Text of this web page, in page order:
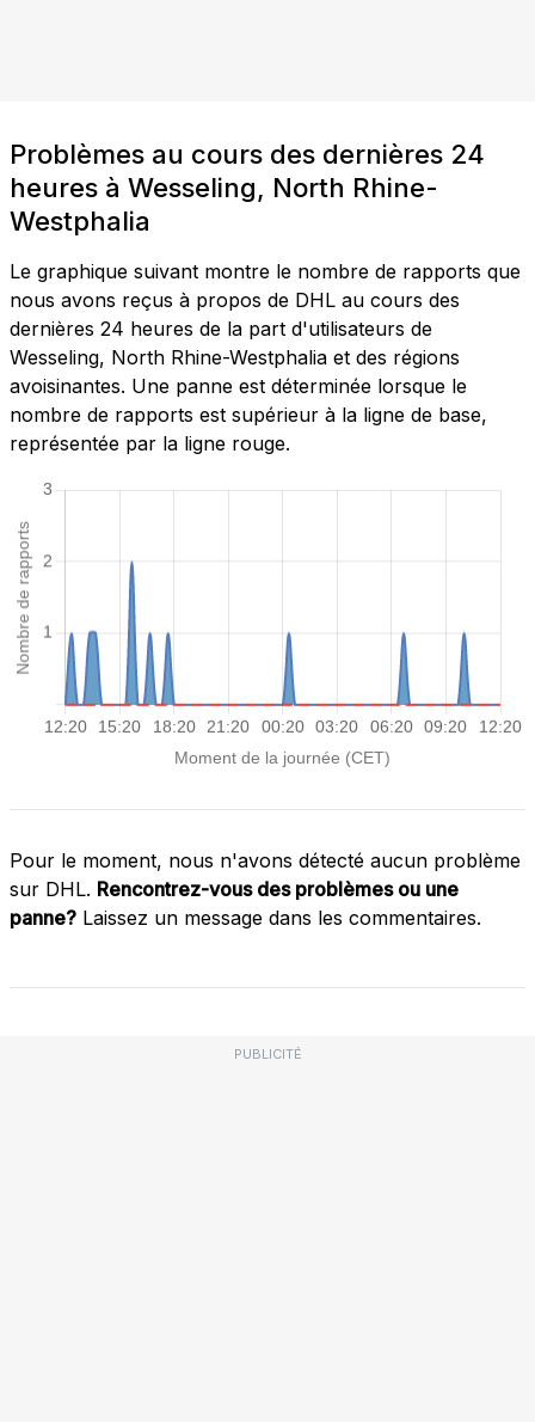
Problèmes au cours des dernières 24
heures à Wesseling, North Rhine-
Westphalia
Le graphique suivant montre le nombre de rapports que
nous avons reçus à propos de DHL au cours des
dernières 24 heures de la part d'utilisateurs de
Wesseling, North Rhine-Westphalia et des régions
avoisinantes. Une panne est déterminée lorsque le
nombre de rapports est supérieur à la ligne de base,
représentée par la ligne rouge.
Pour le moment, nous n'avons détecté aucun problème
sur DHL. Rencontrez-vous des problèmes ou une
panne? Laissez un message dans les commentaires.
PUBLICITÉ